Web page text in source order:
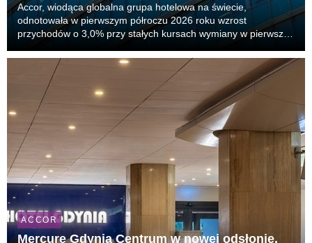
Accor, wiodąca globalna grupa hotelowa na świecie,
odnotowała w pierwszym półroczu 2026 roku wzrost
przychodów o 3,0% przy stałych kursach wymiany w pierwszej
wskaźnika EBITDA o 6,5%. Kluczowy wskaźnik RevPAR
(przychód na...
ACCOR
Mercure Gdynia Centrum w nowej odsłonie.